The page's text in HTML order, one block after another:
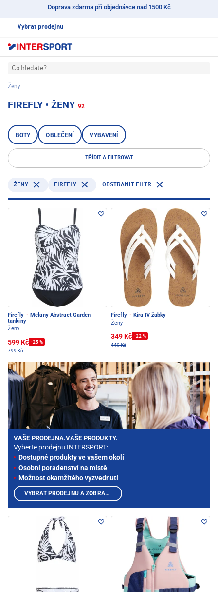
Doprava zdarma při objednávce nad 1500 Kč
Vybrat prodejnu
Co hledáte?
Ženy
FIREFLY • ŽENY 92
BOTY OBLEČENÍ VYBAVENÍ
TŘÍDIT A FILTROVAT
ŽENY FIREFLY ODSTRANIT FILTR
Firefly · Melany Abstract Garden
tankiny
Ženy
599 Kč -25 %
799 Kč
Firefly · Kira IV žabky
Ženy
349 Kč -22 %
449 Kč
VAŠE PRODEJNA.VAŠE PRODUKTY.
Vyberte prodejnu INTERSPORT:
Dostupné produkty ve vašem okolí
Osobní poradenství na místě
Možnost okamžitého vyzvednutí
VYBRAT PRODEJNU A ZOBRAZIT PRODUKTY